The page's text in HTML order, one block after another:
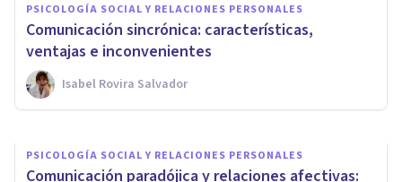
PSICOLOGÍA SOCIAL Y RELACIONES PERSONALES
Comunicación sincrónica: características,
ventajas e inconvenientes
Isabel Rovira Salvador
Comunicación asertiva: cómo
expresarse de manera clara
Izzat Haykal
PSICOLOGÍA SOCIAL Y RELACIONES PERSONALES
​Comunicación paradójica y relaciones afectivas: